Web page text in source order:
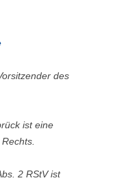
des
ist eine
2 RStV ist